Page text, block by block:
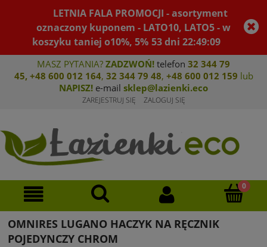
LETNIA FALA PROMOCJI - asortyment
oznaczony kuponem - LATO10, LATO5 - w
koszyku taniej o10%, 5% 53dni22:49:09
MASZ PYTANIA? ZADZWOŃ! telefon 32 344 79
45, +48 600 012 164, 32 344 79 48, +48 600 012 159 lub
NAPISZ! e-mail sklep@lazienki.eco
ZAREJESTRUJ SIĘ ZALOGUJ SIĘ
OMNIRES LUGANO HACZYK NA RĘCZNIK
POJEDYNCZY CHROM